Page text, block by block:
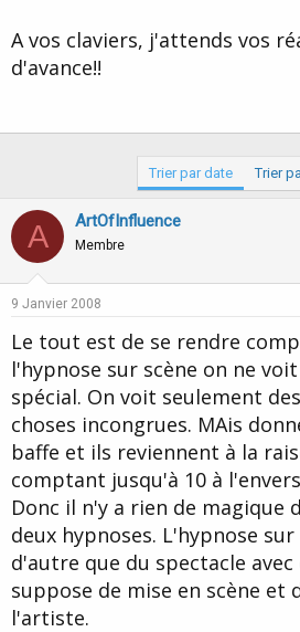
A vos claviers, j'attends vos
d'avance!!
Trier par date Trier
A ArtOfInfluence
Membre
9 Janvier 2008
Le tout est de se rendre
l'hypnose sur scène on ne
spécial. On voit seulement
choses incongrues. MAis
baffe et ils reviennent à la
comptant jusqu'à 10 à
Donc il n'y a rien de magique
deux hypnoses. L'hypnose
d'autre que du spectacle avec
suppose de mise en scène et
l'artiste.